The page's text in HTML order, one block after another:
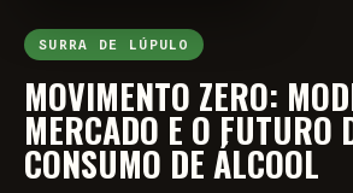
SURRA DE LÚPULO
MOVIMENTO ZERO:
MERCADO E O FUTURO
CONSUMO DE ÁLCOOL